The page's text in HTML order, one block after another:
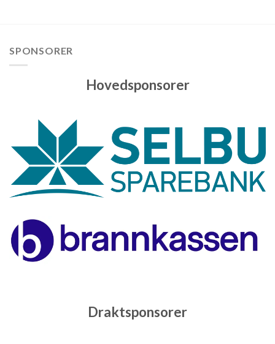
SPONSORER
Hovedsponsorer
Draktsponsorer